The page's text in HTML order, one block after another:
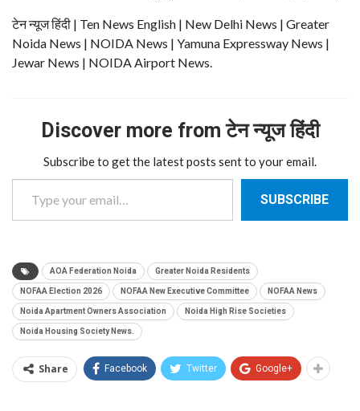
टेन न्यूज हिंदी | Ten News English | New Delhi News | Greater
Noida News | NOIDA News | Yamuna Expressway News |
Jewar News | NOIDA Airport News.
Discover more from टेन न्यूज हिंदी
Subscribe to get the latest posts sent to your email.
Type your email…
SUBSCRIBE
AOA Federation Noida Greater Noida Residents
NOFAA Election 2026 NOFAA New Executive Committee NOFAA News
Noida Apartment Owners Association Noida High Rise Societies
Noida Housing Society News.
Share Facebook Twitter Google+